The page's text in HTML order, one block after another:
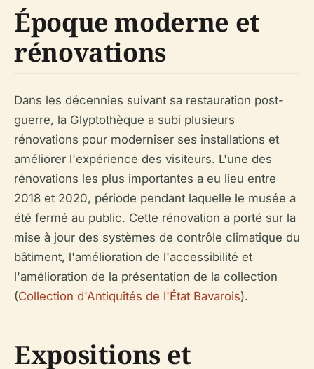
Époque moderne et
rénovations
Dans les décennies suivant sa restauration post-
guerre, la Glyptothèque a subi plusieurs
rénovations pour moderniser ses installations et
améliorer l'expérience des visiteurs. L'une des
rénovations les plus importantes a eu lieu entre
2018 et 2020, période pendant laquelle le musée a
été fermé au public. Cette rénovation a porté sur la
mise à jour des systèmes de contrôle climatique du
bâtiment, l'amélioration de l'accessibilité et
l'amélioration de la présentation de la collection
(Collection d'Antiquités de l'État Bavarois).
Expositions et